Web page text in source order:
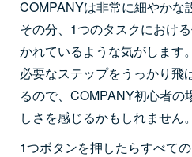
COMPANYは非常に細やかな
その分、1つのタスクにおけ
かれているような気がします。
必要なステップをうっかり飛
るので、COMPANY初心者の
しさを感じるかもしれません。
1つボタンを押したらすべて